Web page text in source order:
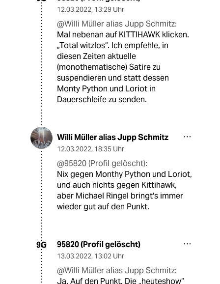
12.03.2022, 13:29 Uhr
@Willi Müller alias Jupp Schmitz:
Mal nebenan auf KITTIHAWK klicken.
„Total witzlos“. Ich empfehle, in
diesen Zeiten aktuelle
(monothematische) Satire zu
suspendieren und statt dessen
Monty Python und Loriot in
Dauerschleife zu senden.
Willi Müller alias Jupp Schmitz
12.03.2022, 18:35 Uhr
@95820 (Profil gelöscht):
Nix gegen Monthy Python und Loriot,
und auch nichts gegen Kittihawk,
aber Michael Ringel bringt's immer
wieder gut auf den Punkt.
9G 95820 (Profil gelöscht)
13.03.2022, 13:02 Uhr
@Willi Müller alias Jupp Schmitz:
Ja. Auf den Punkt. Die „heuteshow“